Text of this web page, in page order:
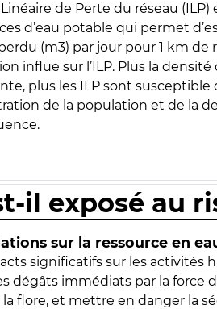
Linéaire de Perte du réseau
d’eau potable qui permet
(m3) par jour pour 1 km de
influe sur l’ILP. Plus la
plus les ILP sont susceptible
de la population et de la
il exposé au
sur la ressource en
significatifs sur les activités
dégâts immédiats par la force
flore, et mettre en danger la